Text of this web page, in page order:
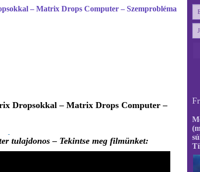
– Matrix Drops Computer – Szemprobléma
Dropsokkal – Matrix Drops Computer –
tulajdonos – Tekintse meg filmünket: